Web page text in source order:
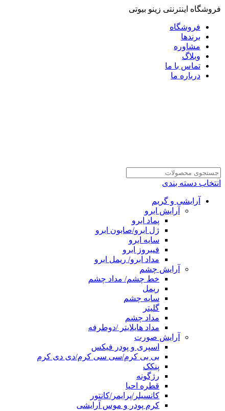
فروشگاه اینترنتی زینو بیوتی
فروشگاه
برندها
مشاوره
وبلاگ
تماس با ما
درباره ما
انتخاب دسته بندی
آرایشی و گریم
آرایش ابرو
پماد ابرو
ژل ابرو/صابون ابرو
سایه ابرو
فیبروز ابرو
مداد ابرو/ ریمل ابرو
آرایش چشم
خط چشم/ مداد چشم
ریمل
سایه چشم
گلیتر
مداد چشم
مداد هایلایتر /دوطرفه
آرایش صورت
اسپری و پودر فیکس
بی بی کرم/سی سی کرم/دی دی کرم
پنکک
رژگونه
قطره احیا
کانسیلر/پرایمر/کانتور
کرم پودر و موس آرایشی